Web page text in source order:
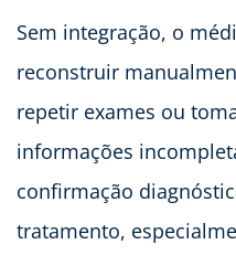
Sem integração, o
reconstruir
repetir exames ou
informações
confirmação
tratamento,